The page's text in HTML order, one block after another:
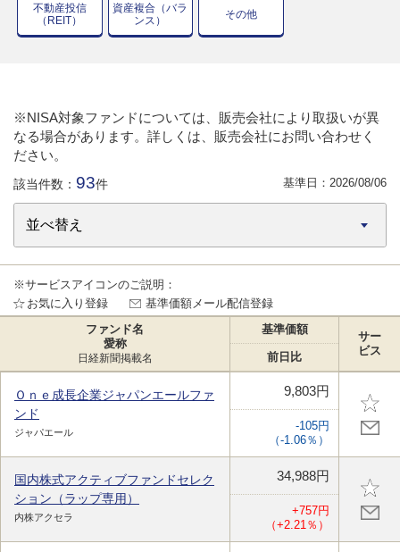
不動産投信
（REIT）
資産複合（バラ
ンス）
その他
※NISA対象ファンドについては、販売会社により取扱いが異
なる場合があります。詳しくは、販売会社にお問い合わせく
ださい。
該当件数： 93件 基準日： 2026/08/06
※サービスアイコンのご説明：
お気に入り登録
基準価額メール配信登録
ファンド名
愛称
日経新聞掲載名
基準価額
サー
ビス
前日比
Ｏｎｅ成長企業ジャパンエールファ
ンド
ジャパエール
9,803円
-105円
（-1.06％）
国内株式アクティブファンドセレク
ション（ラップ専用）
内株アクセラ
34,988円
+757円
（+2.21％）